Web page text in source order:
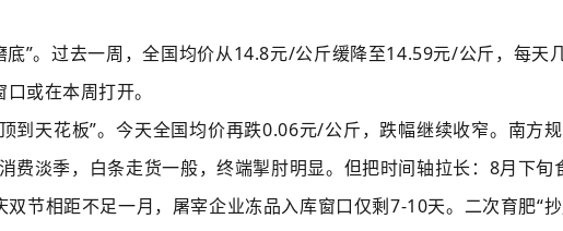
底”。过去一周，全国均价从14.8元/公斤缓降至14.59元/公斤，每天
或在本周打开。
到天花板”。今天全国均价再跌0.06元/公斤，跌幅继续收窄。南方
费淡季，白条走货一般，终端掣肘明显。但把时间轴拉长：8月下
双节相距不足一月，屠宰企业冻品入库窗口仅剩7-10天。二次育肥“